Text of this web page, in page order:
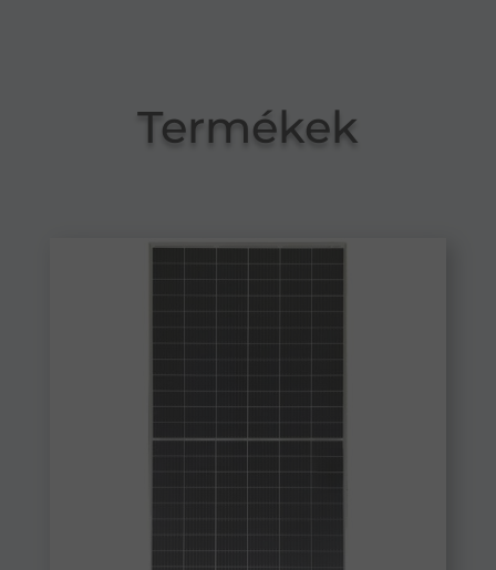
Termékek